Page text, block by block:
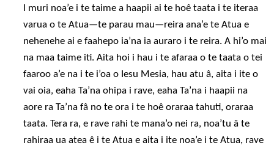
I muri noa’e i te taime a haapii ai te hoê taata i te iteraa
varua o te Atua—te parau mau—reira ana’e te Atua e
nehenehe ai e faahepo ia’na ia auraro i te reira. A hi’o mai
na maa taime iti. Aita hoi i hau i te afaraa o te taata o tei
faaroo a’e na i te i’oa o Iesu Mesia, hau atu â, aita i ite o
vai oia, eaha Ta’na ohipa i rave, eaha Ta’na i haapii na
aore ra Ta’na fâ no te ora i te hoê oraraa tahuti, oraraa
taata. Tera ra, e rave rahi te mana’o nei ra, noa’tu â te
rahiraa ua atea ê i te Atua e aita i ite noa’e i te Atua, rave